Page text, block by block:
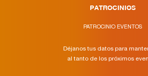
PATROCINIOS
PATROCINIO EVENTOS
Déjanos tus datos para
al tanto de los próximos